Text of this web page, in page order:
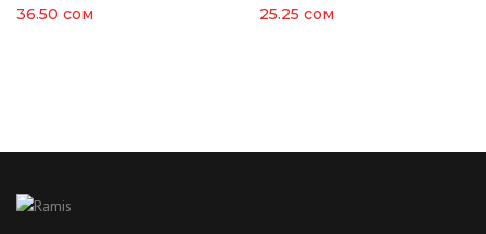
36.50 сом 25.25 сом